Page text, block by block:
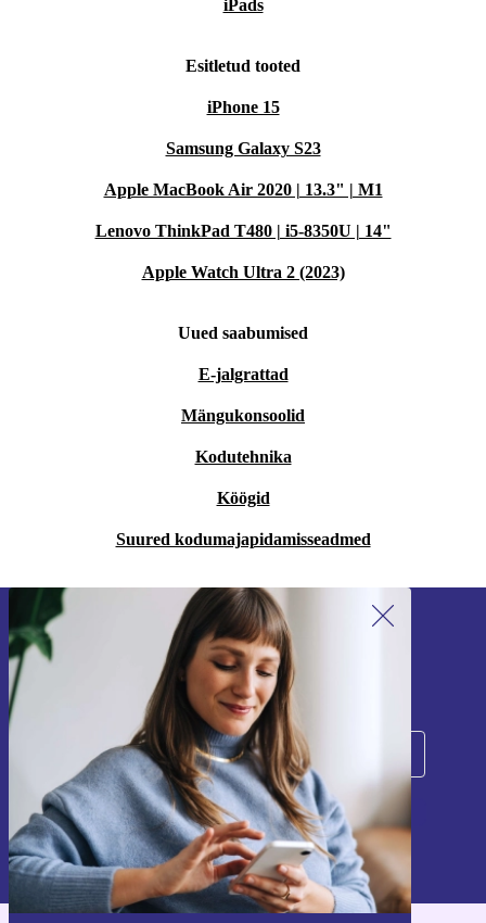
iPads
Esitletud tooted
iPhone 15
Samsung Galaxy S23
Apple MacBook Air 2020 | 13.3" | M1
Lenovo ThinkPad T480 | i5-8350U | 14"
Apple Watch Ultra 2 (2023)
Uued saabumised
E-jalgrattad
Mängukonsoolid
Kodutehnika
Köögid
Suured kodumajapidamisseadmed
Liitu meie uudiskirjaga!
Ära jäta enam ühtegi pakkumist vahele.
Registreeru
Teavet isikuandmete kasutamise kohta leiate meie
privaatsuspoliitikast.